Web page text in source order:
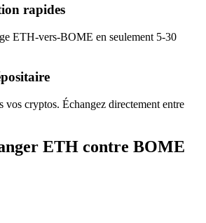
rapides
ETH-vers-BOME en seulement 5-30
vos cryptos. Échangez directement entre
ETH contre BOME